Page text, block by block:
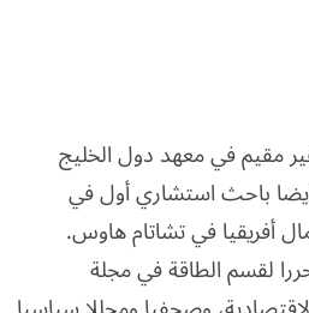
مقيم في معهد دول الخليج
باحث استشاري أول في
أفريقيا في تشاتام هاوس.
لقسم الطاقة في مجلة